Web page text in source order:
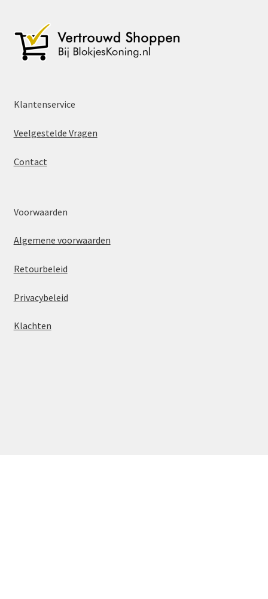
Klantenservice
Veelgestelde Vragen
Contact
Voorwaarden
Algemene voorwaarden
Retourbeleid
Privacybeleid
Klachten